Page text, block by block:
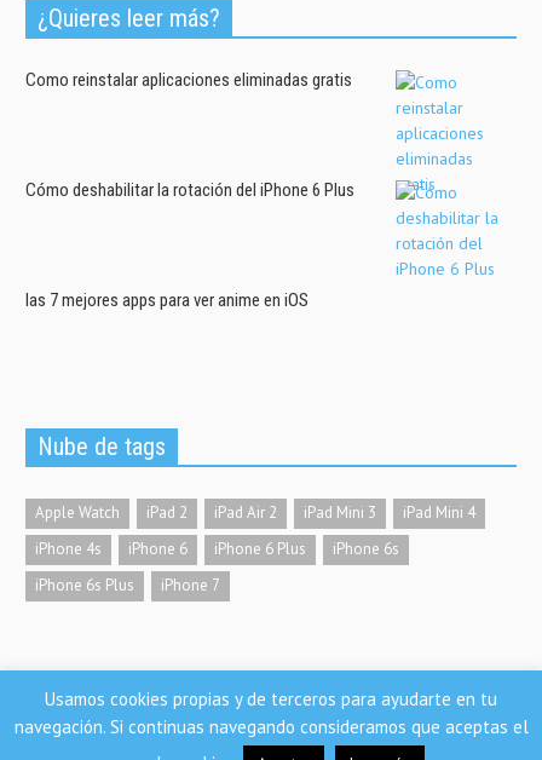
¿Quieres leer más?
Como reinstalar aplicaciones eliminadas gratis
Cómo deshabilitar la rotación del iPhone 6 Plus
las 7 mejores apps para ver anime en iOS
Nube de tags
Apple Watch iPad 2 iPad Air 2 iPad Mini 3
iPad Mini 4
iPhone 4s
iPhone 6 iPhone 6 Plus
iPhone 6s
iPhone 6s Plus
iPhone 7
Nosoloios.com
Condiciones de uso | Aviso legal | Política de privacidad
Usamos cookies propias y de terceros para ayudarte en tu
navegación. Si continuas navegando consideramos que aceptas el